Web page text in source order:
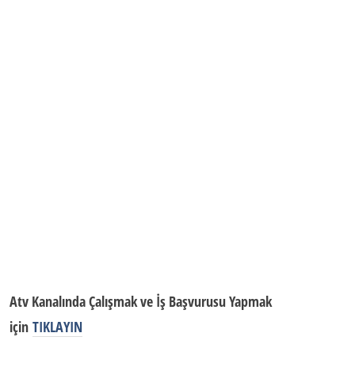
Atv Kanalında Çalışmak ve İş Başvurusu Yapmak
için TIKLAYIN